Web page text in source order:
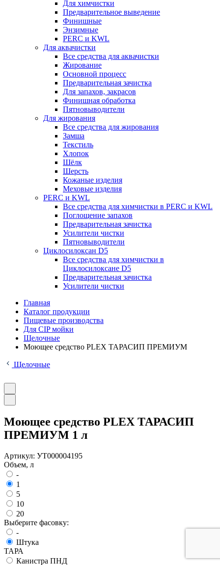
Для химчистки
Предварительное выведение
Финишные
Энзимные
PERC и KWL
Для аквачистки
Все средства для аквачистки
Жирование
Основной процесс
Предварительная зачистка
Для запахов, закрасов
Финишная обработка
Пятновыводители
Для жирования
Все средства для жирования
Замша
Текстиль
Хлопок
Шёлк
Шерсть
Кожаные изделия
Меховые изделия
PERC и KWL
Все средства для химчистки в PERC и KWL
Поглощение запахов
Предварительная зачистка
Усилители чистки
Пятновыводители
Циклосилоксан D5
Все средства для химчистки в
Циклосилоксане D5
Предварительная зачистка
Усилители чистки
Главная
Каталог продукции
Пищевые производства
Для CIP мойки
Щелочные
Моющее средство PLEX ТАРАСИП ПРЕМИУМ
Щелочные
Моющее средство PLEX ТАРАСИП
ПРЕМИУМ 1 л
Артикул: УТ000004195
Объем, л
-
1
5
10
20
Выберите фасовку:
-
Штука
ТАРА
Канистра ПНД